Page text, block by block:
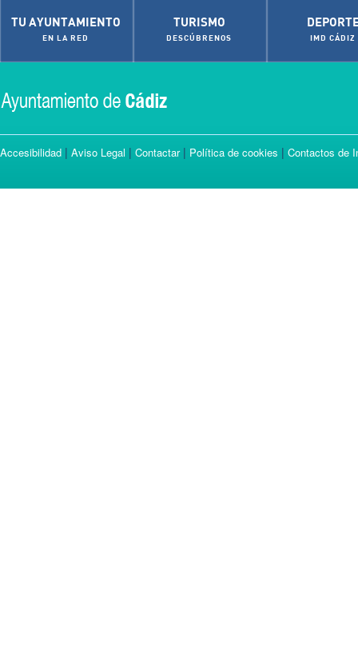
TU AYUNTAMIENTO
EN LA RED
TURISMO
DESCÚBRENOS IMD CÁDIZ
Accesibilidad | Aviso Legal | Contactar| Política de cookies | Contactos de